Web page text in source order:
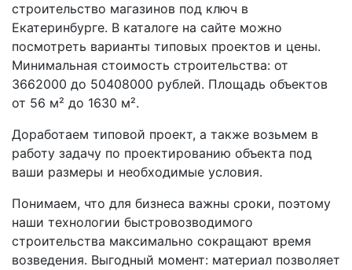
строительство магазинов под ключ в
Екатеринбурге. В каталоге на сайте можно
посмотреть варианты типовых проектов и цены.
Минимальная стоимость строительства: от
3662000 до 50408000 рублей. Площадь объектов
от 56 м² до 1630 м².
Доработаем типовой проект, а также возьмем в
работу задачу по проектированию объекта под
ваши размеры и необходимые условия.
Понимаем, что для бизнеса важны сроки, поэтому
наши технологии быстровозводимого
строительства максимально сокращают время
возведения. Выгодный момент: материал позволяет